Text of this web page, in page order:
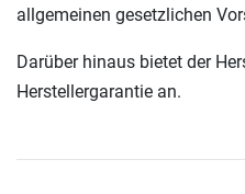
allgemeinen gesetzlichen
Darüber hinaus bietet der
Herstellergarantie an.